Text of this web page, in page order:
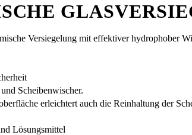
Versiegelung mit effektiver hydrophober
Scheibenwischer.
erleichtert auch die Reinhaltung der
Lösungsmittel